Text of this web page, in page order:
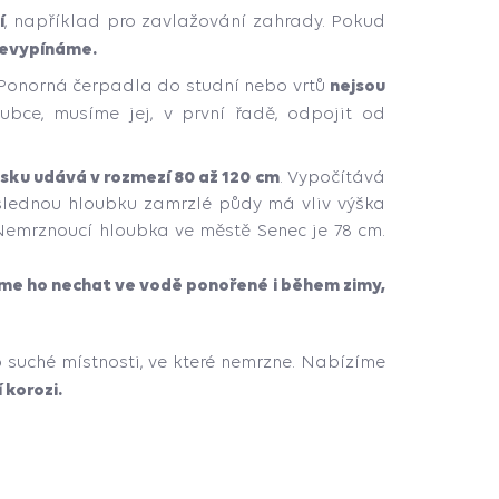
, například pro zavlažování zahrady. Pokud
čerpadla do studní nebo vrtů nejsou
musíme jej, v první řadě, odpojit od
udává v rozmezí 80 až 120 cm . Vypočítává
hloubku zamrzlé půdy má vliv výška
hloubka ve městě Senec je 78 cm.
ho nechat ve vodě ponořené i během zimy,
místnosti, ve které nemrzne. Nabízíme
korozi.